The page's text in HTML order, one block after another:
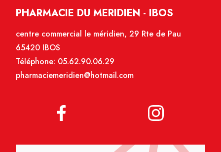
PHARMACIE DU MERIDIEN - IBOS
centre commercial le méridien, 29 Rte de Pau
65420 IBOS
Téléphone: 05.62.90.06.29
pharmaciemeridien@hotmail.com